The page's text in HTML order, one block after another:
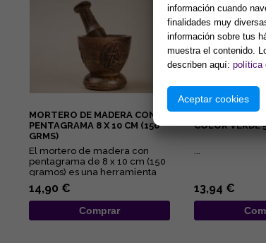
MORTERO DE MADERA CON
PENTAGRAMA 8 X 10 CM (150
GRMS)
El mortero de madera con
pentagrama de 8 x 10 cm (150
gramos) es una herramienta
esotérica para el uso en alta...
14,90 €
Comprar
INCENSARIO
COLOR VERDE
...
13,94 €
información cuando
finalidades muy
información sobre tus
muestra el contenido.
describen aquí: política
Aceptar cookies